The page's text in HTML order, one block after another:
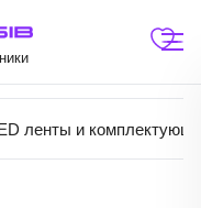
ленты и